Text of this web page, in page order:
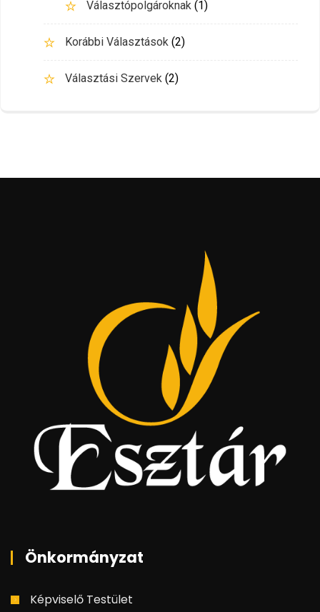
Választópolgároknak (1)
Korábbi Választások (2)
Választási Szervek (2)
Önkormányzat
Képviselő Testület